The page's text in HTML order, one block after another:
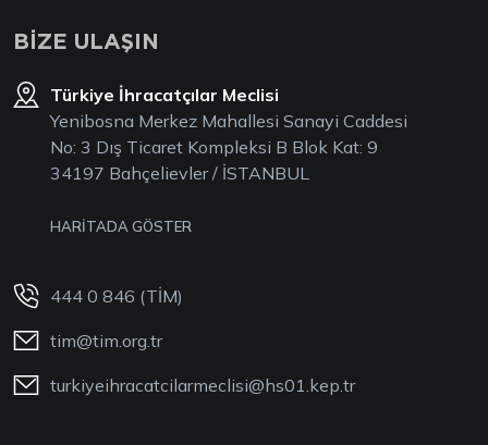
BİZE ULAŞIN
Türkiye İhracatçılar Meclisi
Yenibosna Merkez Mahallesi Sanayi Caddesi
No: 3 Dış Ticaret Kompleksi B Blok Kat: 9
34197 Bahçelievler / İSTANBUL
HARİTADA GÖSTER
444 0 846 (TİM)
tim@tim.org.tr
turkiyeihracatcilarmeclisi@hs01.kep.tr